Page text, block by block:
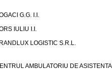
G.G. I.I.
IULIU I.I.
LOGISTIC S.R.L.
AMBULATORIU DE ASISTENTA